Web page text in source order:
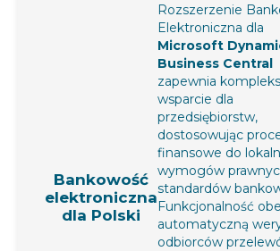
Bankowość
elektroniczna
dla Polski
Rozszerzenie
Elektroniczna dla
Microsoft
Business Central
zapewnia
wsparcie dla
przedsiębiorstw,
dostosowując
finansowe do
wymogów
standardów
Funkcjonalność
automatyczną
odbiorców